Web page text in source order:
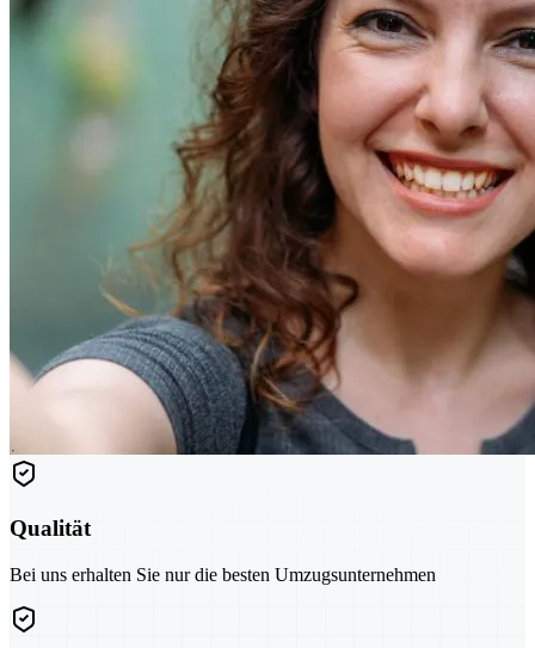
Qualität
Bei uns erhalten Sie nur die besten Umzugsunternehmen